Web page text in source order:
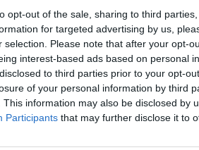
opt-out of the sale, sharing to third
for targeted advertising by us,
selection. Please note that after your opt-
interest-based ads based on personal
to third parties prior to your opt-
of your personal information by third
This information may also be disclosed by
Participants that may further disclose it to
μοιράζεται
τροφές που αποφεύγει
19 Ιουνίου 2024
καρδιοχειρουργός δίνει
μάλλον κάτι ξέρει ή μάλλον
ειδικά σε ότι αφορά τις